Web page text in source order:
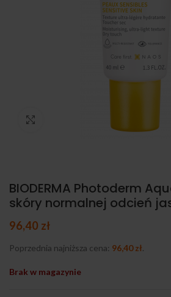
BIODERMA Photoderm
skóry normalnej odcień
96,40 zł
Poprzednia najniższa cena: 96,40zł.
Brak w magazynie